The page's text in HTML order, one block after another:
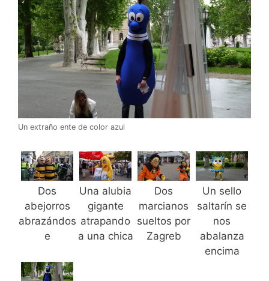
Un extraño ente de color azul
Dos
abejorros
abrazándos
e
Una alubia
gigante
atrapando
a una chica
Dos
marcianos
sueltos por
Zagreb
Un sello
saltarín se
nos
abalanza
encima